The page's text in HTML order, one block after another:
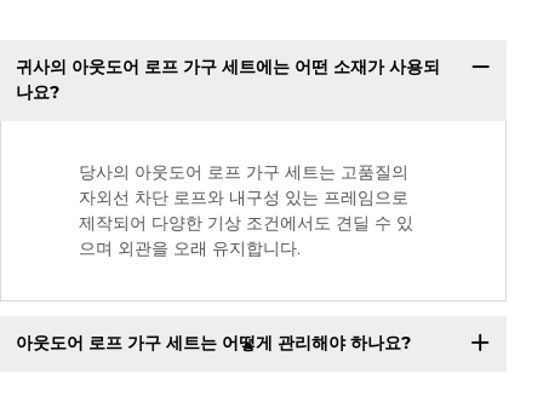
귀사의 아웃도어 로프 가구 세트에는 어떤 소재가 사용되
나요?
당사의 아웃도어 로프 가구 세트는 고품질의
자외선 차단 로프와 내구성 있는 프레임으로
제작되어 다양한 기상 조건에서도 견딜 수 있
으며 외관을 오래 유지합니다.
아웃도어 로프 가구 세트는 어떻게 관리해야 하나요?